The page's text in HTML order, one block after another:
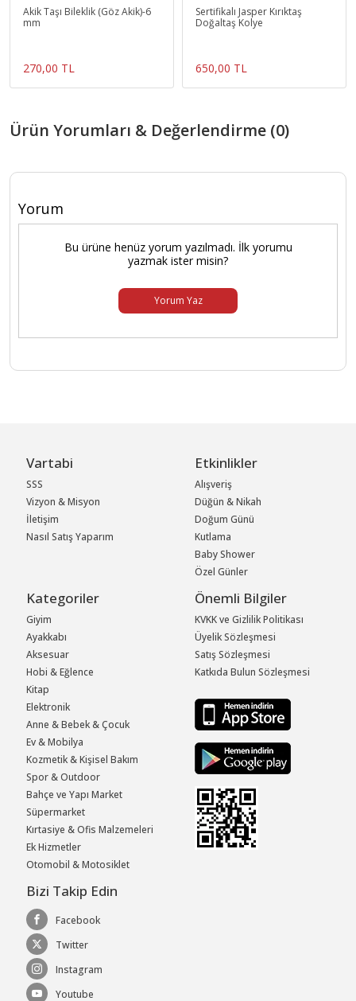
Akik Taşı Bileklik (Göz Akik)-6
mm
270,00 TL
Sertifikalı Jasper Kırıktaş
Doğaltaş Kolye
650,00 TL
Ürün Yorumları & Değerlendirme (0)
Yorum
Bu ürüne henüz yorum yazılmadı. İlk yorumu
yazmak ister misin?
Yorum Yaz
Vartabi
SSS
Vizyon & Misyon
İletişim
Nasıl Satış Yaparım
Etkinlikler
Alışveriş
Düğün & Nikah
Doğum Günü
Kutlama
Baby Shower
Özel Günler
Kategoriler
Giyim
Ayakkabı
Aksesuar
Hobi & Eğlence
Kitap
Elektronik
Anne & Bebek & Çocuk
Ev & Mobilya
Kozmetik & Kişisel Bakım
Spor & Outdoor
Bahçe ve Yapı Market
Süpermarket
Kırtasiye & Ofis Malzemeleri
Ek Hizmetler
Otomobil & Motosiklet
Önemli Bilgiler
KVKK ve Gizlilik Politikası
Üyelik Sözleşmesi
Satış Sözleşmesi
Katkıda Bulun Sözleşmesi
Bizi Takip Edin
Facebook
Twitter
Instagram
Youtube